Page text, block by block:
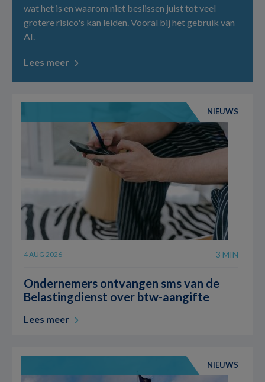
wat het is en waarom niet beslissen juist tot veel
grotere risico's kan leiden. Vooral bij het gebruik van
AI.
Lees meer
NIEUWS
4 AUG 2026 3 MIN
Ondernemers ontvangen sms van de
Belastingdienst over btw-aangifte
Lees meer
NIEUWS